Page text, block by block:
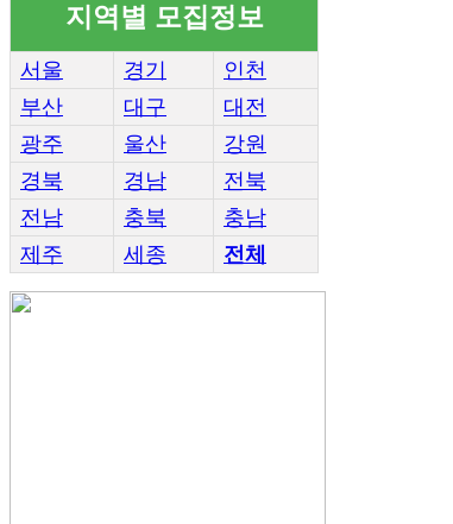
지역별 모집정보
서울 경기
인천
부산
대구
대전
광주
울산
강원
경북
경남
전북
전남
충북
충남
제주
세종 전체